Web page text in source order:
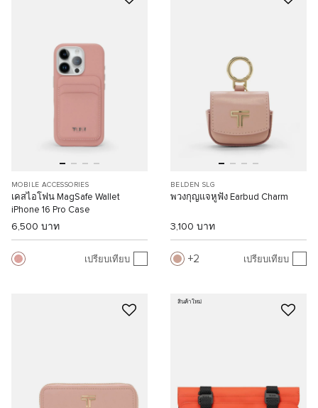
MOBILE ACCESSORIES
เคสไอโฟน MagSafe Wallet
iPhone 16 Pro Case
6,500 บาท
เปรียบเทียบ
BELDEN SLG
พวงกุญแจหูฟัง Earbud Charm
3,100 บาท
2 เปรียบเทียบ
สินค้าใหม่